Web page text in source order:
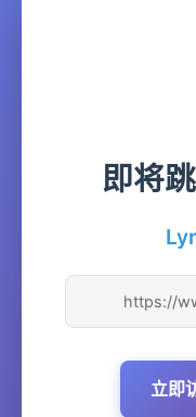
即将
https://
立即